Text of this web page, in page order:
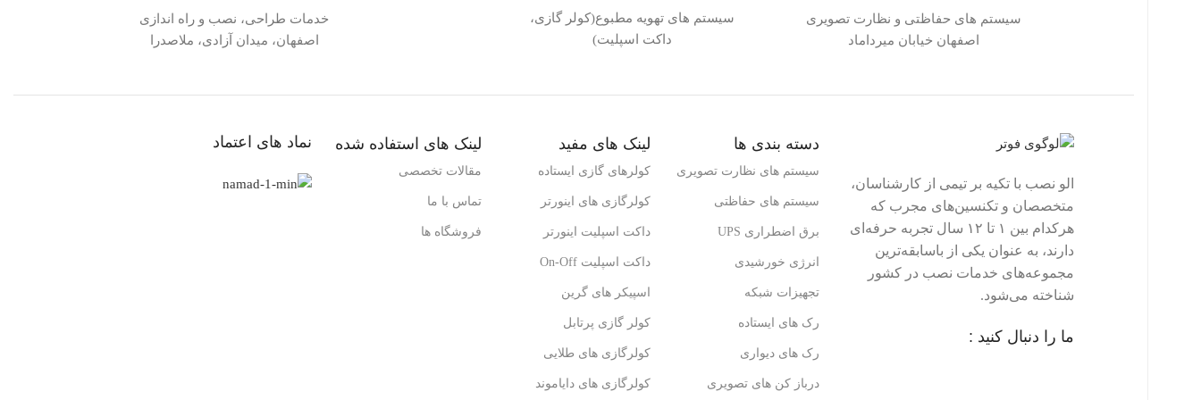
سیستم های حفاظتی و نظارت تصویری
اصفهان خیابان میرداماد
سیستم های تهویه مطبوع(کولر گازی،
داکت اسپلیت)
خدمات طراحی، نصب و راه اندازی
اصفهان، میدان آزادی، ملاصدرا
الو نصب با تکیه بر تیمی از کارشناسان،
متخصصان و تکنسین‌های مجرب که
هرکدام بین ۱ تا ۱۲ سال تجربه حرفه‌ای
دارند، به عنوان یکی از باسابقه‌ترین
مجموعه‌های خدمات نصب در کشور
شناخته می‌شود.
ما را دنبال کنید :
دسته بندی ها
سیستم های نظارت تصویری
سیستم های حفاظتی
برق اضطراری UPS
انرژی خورشیدی
تجهیزات شبکه
رک های ایستاده
رک های دیواری
درباز کن های تصویری
لینک های مفید
کولرهای گازی ایستاده
کولرگازی های اینورتر
داکت اسپلیت اینورتر
داکت اسپلیت On-Off
اسپیکر های گرین
کولر گازی پرتابل
کولرگازی های طلایی
کولرگازی های دایاموند
لینک های استفاده شده
مقالات تخصصی
تماس با ما
فروشگاه ها
نماد های اعتماد